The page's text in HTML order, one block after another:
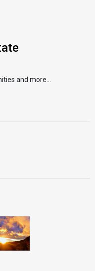
and more...